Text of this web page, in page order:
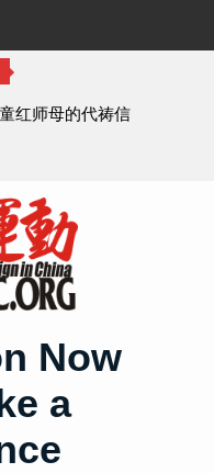
红⁩师母的代祷信
Now
a